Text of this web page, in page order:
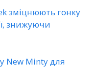
зміцнюють гонку
знижуючи
New Minty для